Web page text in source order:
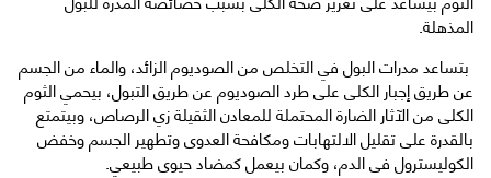
المذهلة.
بتساعد مدرات البول في التخلص من الصوديوم الزائد، والماء من الجسم
عن طريق إجبار الكلى على طرد الصوديوم عن طريق التبول، بيحمي الثوم
الكلى من الآثار الضارة المحتملة للمعادن الثقيلة زي الرصاص، وبيتمتع
بالقدرة على تقليل الالتهابات ومكافحة العدوى وتطهير الجسم وخفض
الكوليسترول فى الدم، وكمان بيعمل كمضاد حيوى طبيعي.